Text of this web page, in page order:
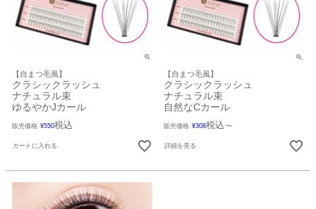
【自まつ毛風】
クラシックラッシュ
ナチュラル束
ゆるやかJカール
販売価格 ¥550税込
カートに入れる
【自まつ毛風】
クラシックラッシュ
ナチュラル束
自然なCカール
販売価格 ¥308税込 〜
詳細を見る